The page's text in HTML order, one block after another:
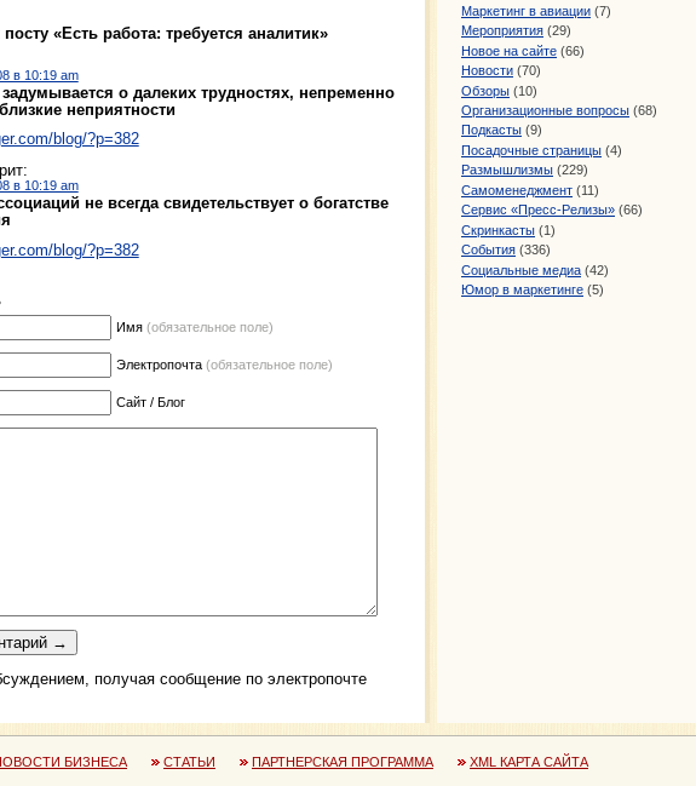
«Есть работа: требуется аналитик»
в 10:19 am
задумывается о далеких трудностях, непременно
неприятности
blog/?p=382
в 10:19 am
не всегда свидетельствует о богатстве
blog/?p=382
Имя (обязательное поле)
Электропочта (обязательное поле)
Сайт / Блог
получая сообщение по электропочте
Маркетинг в авиации (7)
Мероприятия (29)
Новое на сайте (66)
Новости (70)
Обзоры (10)
Организационные вопросы (68)
Подкасты (9)
Посадочные страницы (4)
Размышлизмы (229)
Самоменеджмент (11)
Сервис «Пресс-Релизы» (66)
Скринкасты (1)
События (336)
Социальные медиа (42)
Юмор в маркетинге (5)
БИЗНЕСА СТАТЬИ ПАРТНЕРСКАЯ ПРОГРАММА XML КАРТА САЙТА